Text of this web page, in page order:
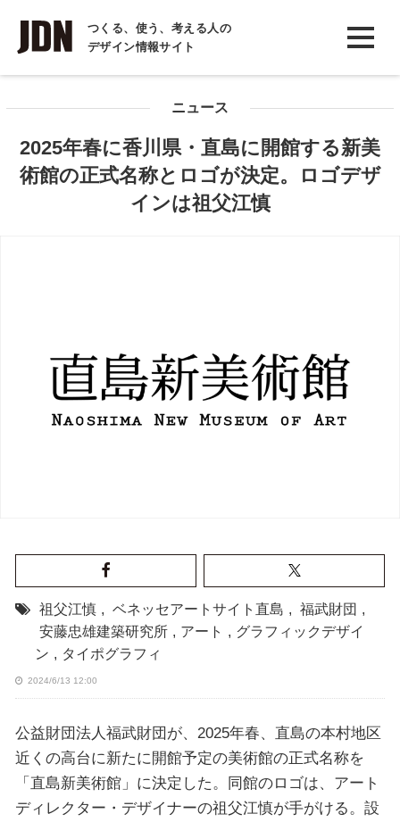
つくる、使う、考える人の
デザイン情報サイト
INTERVIEW
インタビュー
COLUMN
ニュース
2025年春に香川県・直島に開館する新美
術館の正式名称とロゴが決定。ロゴデザ
インは祖父江慎
祖父江慎 , ベネッセアートサイト直島 , 福武財団 ,
安藤忠雄建築研究所 , アート , グラフィックデザイ
ン , タイポグラフィ
2024/6/13 12:00
公益財団法人福武財団が、2025年春、直島の本村地区
近くの高台に新たに開館予定の美術館の正式名称を
「直島新美術館」に決定した。同館のロゴは、アート
ディレクター・デザイナーの祖父江慎が手がける。設